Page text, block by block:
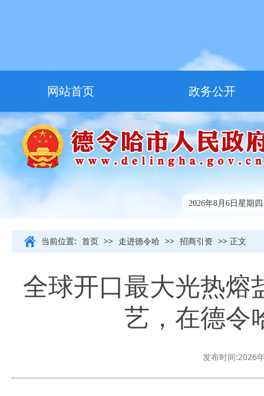
网站首页 政务公开
走进德令哈 友情链接
2026年8月6日星期四
当前位置: 首页 >> 走进德令哈 >> 招商引资 >> 正文
全球开口最大光热熔
艺，在德令
发布时间:2026